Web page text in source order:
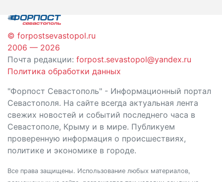
записям
© forpostsevastopol.ru
2006 — 2026
Почта редакции: forpost.sevastopol@yandex.ru
Политика обработки данных
"Форпост Севастополь" - Информационный портал
Севастополя. На сайте всегда актуальная лента
свежих новостей и событий последнего часа в
Севастополе, Крыму и в мире. Публикуем
проверенную информация о происшествиях,
политике и экономике в городе.
Все права защищены. Использование любых материалов,